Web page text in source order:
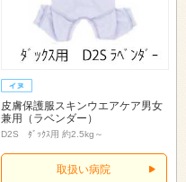
皮膚保護服スキンウエアケア男女
兼用（ラベンダー）
D2S ﾀﾞｯｸｽ用 約2.5kg～
取扱い病院